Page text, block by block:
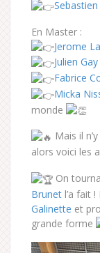
Sebastien
En Master :
Jerome
Julien Gay
Fabrice
Micka
monde
Mais il
alors voici les
On
Brunet l’a fait
Galinette et
grande forme